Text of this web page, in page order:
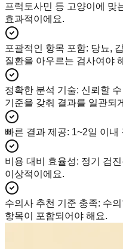
프럭토사민 등 고양이에 맞
효과적이에요.
포괄적인 항목 포함: 당뇨,
질환을 아우르는 검사여야
정확한 분석 기술: 신뢰할
기준을 갖춰 결과를 일관되
빠른 결과 제공: 1~2일 이내
비용 대비 효율성: 정기 검
이상적이에요.
수의사 추천 기준 충족: 수
항목이 포함되어야 해요.